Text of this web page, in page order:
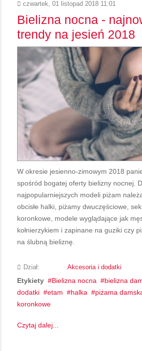
czwartek, 01 listopad 2018 11:01
Bielizna nocna -
trendy na jesień 2018
W okresie jesienno-zimowym 2018
spośród bogatej oferty bielizny nocnej.
najpopularniejszych modeli piżam
obcisłe halki, piżamy dwuczęściowe,
koronkowe, modele wyglądające jak
kołnierzykiem i zapinane na guziki czy
na ślubną bieliznę.
Dział: Akcesoria i dodatki
Etykiety Bielizna nocna bielizna
dodatki
etam halka piżama
koronkowe
Czytaj dalej...